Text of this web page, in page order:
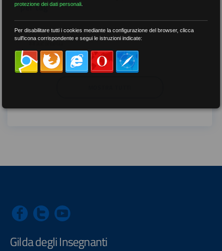
per tag
##DS ##FGU ##Gilda
##audoizioni
##autonomia
Gilda degli Insegnanti
protezione dei dati personali.
Per disabilitare tutti i cookies mediante la configurazione del browser, clicca
sull'icona corrispondente e segui le istruzioni indicate: